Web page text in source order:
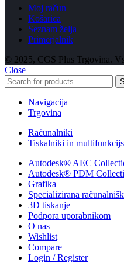
Moj račun
Košarica
Seznam želja
Primerjalnik
© 2025, CGS Plus Trgovina.
Close
Navigacija
Trgovina
Računalniki
Tiskalniki in
Autodesk® AEC
Autodesk® PDM
Grafika
Specializirana
3D tiskanje
Podpora uporabnikom
O nas
Wishlist
Compare
Login / Register